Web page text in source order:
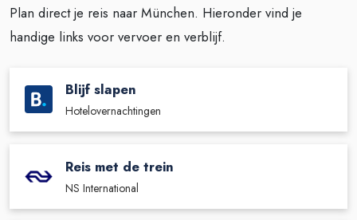
Plan direct je reis naar München. Hieronder vind je
handige links voor vervoer en verblijf.
Blijf slapen
Hotelovernachtingen
Reis met de trein
NS International